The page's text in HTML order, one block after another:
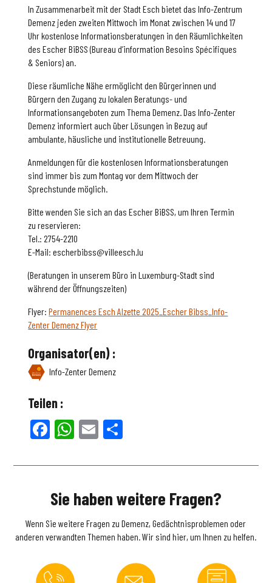
In Zusammenarbeit mit der Stadt Esch bietet das Info-Zentrum
Demenz jeden zweiten Mittwoch im Monat zwischen 14 und 17
Uhr kostenlose Informationsberatungen in den Räumlichkeiten
des Escher BiBSS (Bureau d’information Besoins Spécifiques
& Seniors) an.
Diese räumliche Nähe ermöglicht den Bürgerinnen und
Bürgern den Zugang zu lokalen Beratungs- und
Informationsangeboten zum Thema Demenz. Das Info-Zenter
Demenz informiert auch über Lösungen in Bezug auf
ambulante, häusliche und institutionelle Betreuung.
Anmeldungen für die kostenlosen Informationsberatungen
sind immer bis zum Montag vor dem Mittwoch der
Sprechstunde möglich.
Bitte wenden Sie sich an das Escher BiBSS, um Ihren Termin
zu reservieren:
Tel.: 2754-2210
E-Mail: escherbibss@villeesch.lu
(Beratungen in unserem Büro in Luxemburg-Stadt sind
während der Öffnungszeiten)
Flyer:Permanences Esch Alzette 2025_Escher Bibss_Info-
Zenter Demenz Flyer
Organisator(en) :
Info-Zenter Demenz
Teilen :
Facebook
WhatsApp
Email
Sie haben weitere Fragen?
Wenn Sie weitere Fragen zu Demenz, Gedächtnisproblemen oder
anderen verwandten Themen haben. Wir sind hier, um Ihnen zu helfen.